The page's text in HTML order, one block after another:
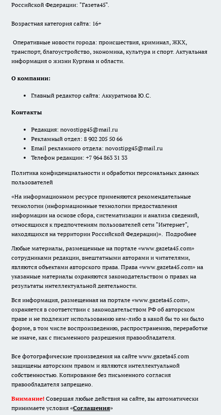
Российской Федерации: "Газета45".
Возрастная категория сайта: 16+
Оперативные новости города: происшествия, криминал, ЖКХ,
транспорт, благоустройство, экономика, культура и спорт. Актуальная
информация о жизни Кургана и области.
О компании:
Главный редактор сайта: Аккуратнова Ю.С.
Контакты
Редакция: novostipg45@mail.ru
Рекламный отдел: 8 902 205 50 66
Email рекламного отдела: novostipg45@mail.ru
Телефон редакции: +7 964 863 31 33
Политика конфиденциальности и обработки персональных данных
пользователей
«На информационном ресурсе применяются рекомендательные
технологии (информационные технологии предоставления
информации на основе сбора, систематизации и анализа сведений,
относящихся к предпочтениям пользователей сети "Интернет",
находящихся на территории Российской Федерации)». Подробнее
Любые материалы, размещенные на портале «www.gazeta45.com»
сотрудниками редакции, внештатными авторами и читателями,
являются объектами авторского права. Права «www.gazeta45.com» на
указанные материалы охраняются законодательством о правах на
результаты интеллектуальной деятельности.
Вся информация, размещенная на портале «www.gazeta45.com»,
охраняется в соответствии с законодательством РФ об авторском
праве и не подлежит использованию кем-либо в какой бы то ни было
форме, в том числе воспроизведению, распространению, переработке
не иначе, как с письменного разрешения правообладателя.
Все фотографические произведения на сайте www.gazeta45.com
защищены авторским правом и являются интеллектуальной
собственностью. Копирование без письменного согласия
правообладателя запрещено.
Внимание! Совершая любые действия на сайте, вы автоматически
принимаете условия «Cоглашения»